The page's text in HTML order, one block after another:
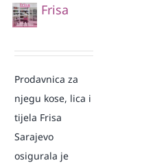
Frisa
Prodavnica za
njegu kose, lica i
tijela Frisa
Sarajevo
osigurala je